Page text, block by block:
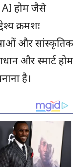
AI होम जैसे
क्रमशः
और सांस्कृतिक
और स्मार्ट होम
है।